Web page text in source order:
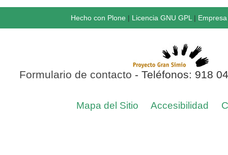
Hecho con Plone| Licencia GNU GPL |
Formulario de contacto - Teléfonos: 918
Mapa del Sitio Accesibilidad